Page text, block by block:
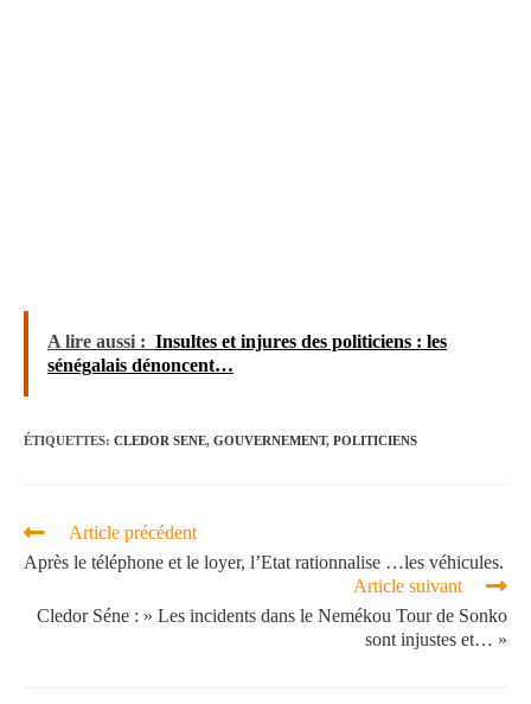
A lire aussi : Insultes et injures des politiciens : les
sénégalais dénoncent…
ÉTIQUETTES: CLEDOR SENE, GOUVERNEMENT, POLITICIENS
Article précédent
Après le téléphone et le loyer, l’Etat rationnalise …les véhicules.
Article suivant
Cledor Séne : » Les incidents dans le Nemékou Tour de Sonko
sont injustes et… »